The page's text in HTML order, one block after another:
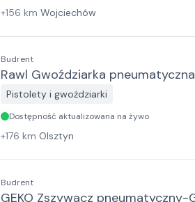
+156 km Wojciechów
Budrent
Rawl Gwoździarka
Pistolety i gwożdziarki
Dostępność aktualizowana na żywo
+176 km Olsztyn
Budrent
GEKO Zszywacz pneumatyczny-